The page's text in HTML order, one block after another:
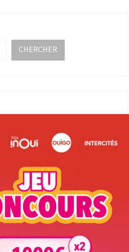
CHERCHER